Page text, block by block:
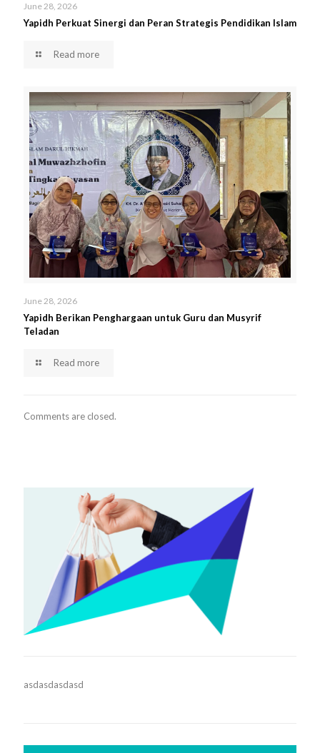
June 28, 2026
Yapidh Perkuat Sinergi dan Peran Strategis Pendidikan Islam
Read more
June 28, 2026
Yapidh Berikan Penghargaan untuk Guru dan Musyrif
Teladan
Read more
Comments are closed.
asdasdasdasd